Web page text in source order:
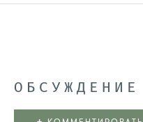
ОБСУЖДЕНИЕ